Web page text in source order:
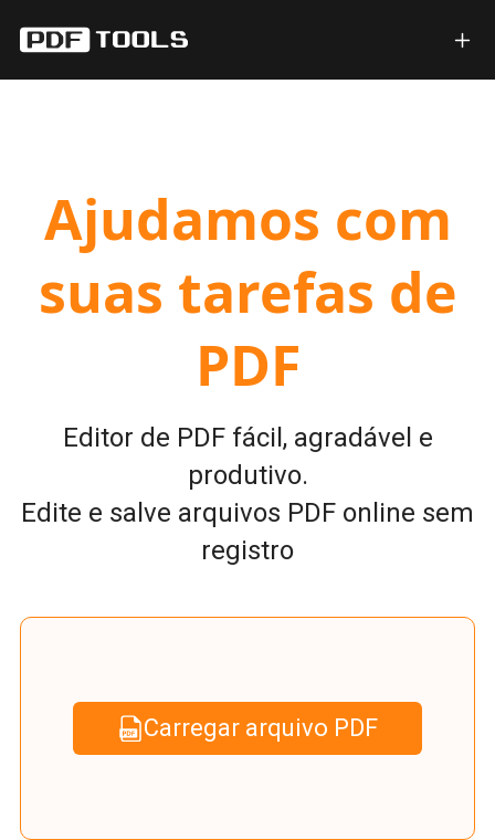
Ajudamos com
suas tarefas de
PDF
Editor de PDF fácil, agradável e
produtivo.
Edite e salve arquivos PDF online sem
registro
Carregar arquivo PDF